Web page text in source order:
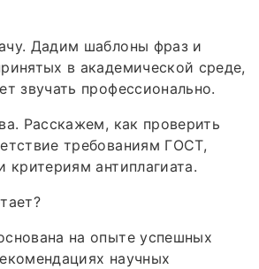
Дадим шаблоны фраз и
в академической среде,
звучать профессионально.
Расскажем, как проверить
требованиям ГОСТ,
критериям антиплагиата.
на опыте успешных
научных